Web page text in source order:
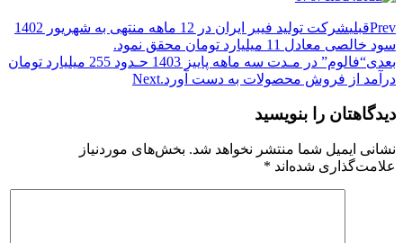
Prevقبلی
شرکت تولید فیبر ایران در 12 ماهه منتهی به شهریور 1402
سود خالصی معادل 11 میلیارد تومان محقق نمود.
بعدی
“فالوم” در مـدت سه ماهه پاییز 1403 حـدود 255 میلیارد تومان
درآمد از فروش محصولات به دست آورد.Next
دیدگاهتان را بنویسید
نشانی ایمیل شما منتشر نخواهد شد. بخش‌های موردنیاز
علامت‌گذاری شده‌اند *